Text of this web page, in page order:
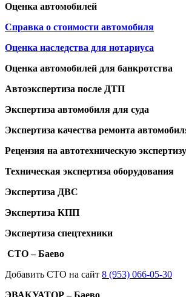
Оценка автомобилей
Справка о стоимости автомобиля
Оценка наследства для нотариуса
Оценка автомобилей для банкротства
Автоэкспертиза после ДТП
Экспертиза автомобиля для суда
Экспертиза качества ремонта
Рецензия на автотехническую экспертизу
Техническая экспертиза оборудования
Экспертиза ДВС
Экспертиза КПП
Экспертиза спецтехники
СТО – Баево
Добавить СТО на сайт 8 (953) 066-05-30
ЭВАКУАТОР – Баево